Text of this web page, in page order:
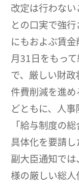
改定は行わな
との口実で強
にもおよぶ賃
月31日をもっ
で、厳しい財
件費削減を進
どともに、人
「給与制度の
具体化を要請し
副大臣通知で
様の厳しい総人